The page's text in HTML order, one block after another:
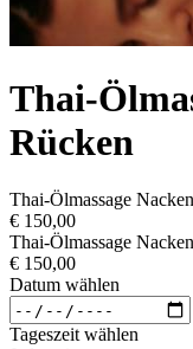
Thai-
Rücken
Thai-Ölmassage
€ 150,00
Thai-Ölmassage
€ 150,00
Datum wählen
Tageszeit wählen